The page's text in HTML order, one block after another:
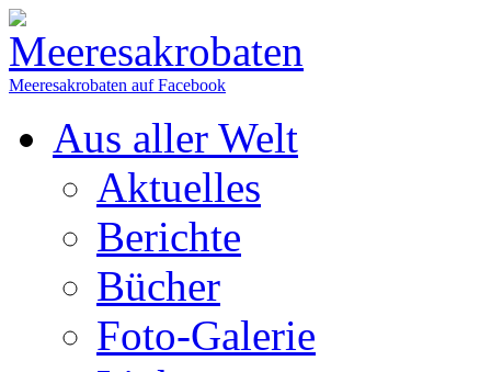
Meeresakrobaten auf Facebook
Aus aller Welt
Aktuelles
Berichte
Bücher
Foto-Galerie